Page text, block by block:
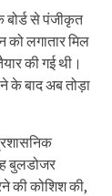
बोर्ड से पंजीकृत
को लगातार मिल
की गई थी।
के बाद अब तोड़ा
बुलडोजर
की कोशिश की,